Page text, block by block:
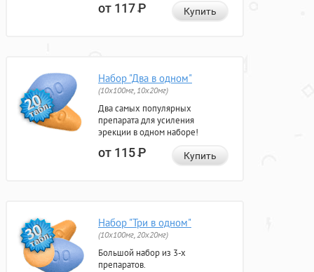
от 117Р Купить
Набор "Два в одном"
(10x100мг, 10x20мг)
Два самых популярных
препарата для усиления
эрекции в одном наборе!
от 115Р Купить
Набор "Три в одном"
(10x100мг, 20x20мг)
Большой набор из 3-х
препаратов.